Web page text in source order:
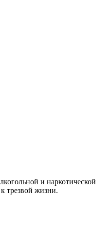
и наркотической
трезвой жизни.